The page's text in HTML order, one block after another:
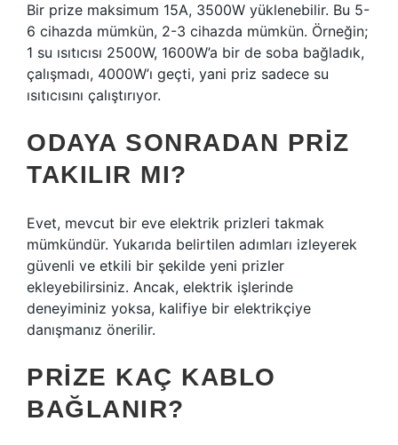
Bir prize maksimum 15A, 3500W yüklenebilir. Bu 5-
6 cihazda mümkün, 2-3 cihazda mümkün. Örneğin;
1 su ısıtıcısı 2500W, 1600W’a bir de soba bağladık,
çalışmadı, 4000W’ı geçti, yani priz sadece su
ısıtıcısını çalıştırıyor.
ODAYA SONRADAN PRIZ
TAKILIR MI?
Evet, mevcut bir eve elektrik prizleri takmak
mümkündür. Yukarıda belirtilen adımları izleyerek
güvenli ve etkili bir şekilde yeni prizler
ekleyebilirsiniz. Ancak, elektrik işlerinde
deneyiminiz yoksa, kalifiye bir elektrikçiye
danışmanız önerilir.
PRIZE KAÇ KABLO
BAĞLANIR?